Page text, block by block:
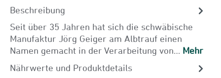
Beschreibung
Seit über 35 Jahren hat sich die schwäbische
Manufaktur Jörg Geiger am Albtrauf einen
Namen gemacht in der Verarbeitung von… Mehr
Nährwerte und Produktdetails